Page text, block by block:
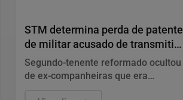
STM determina perda de patente
de militar acusado de transmitir
HIV
Segundo-tenente reformado ocultou
de ex-companheiras que era